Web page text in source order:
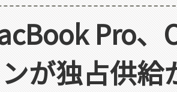
Pro
が独占供給